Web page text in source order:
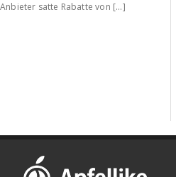
Anbieter satte Rabatte von [...]